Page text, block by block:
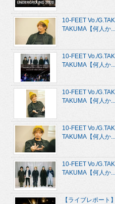
10-FEET Vo./
TAKUMA【何人か...
10-FEET Vo./
TAKUMA【何人か...
10-FEET Vo./
TAKUMA【何人か...
10-FEET Vo./
TAKUMA【何人か...
10-FEET Vo./
TAKUMA【何人か...
【ライブレポート